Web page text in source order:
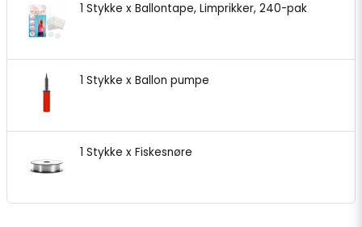
1 Stykke x Ballontape, Limprikker, 240-pak
1 Stykke x Ballon pumpe
1 Stykke x Fiskesnøre